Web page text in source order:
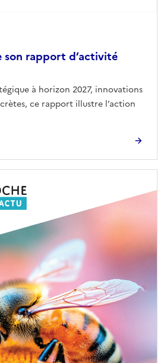
son rapport d’activité
à horizon 2027, innovations
ce rapport illustre l’action